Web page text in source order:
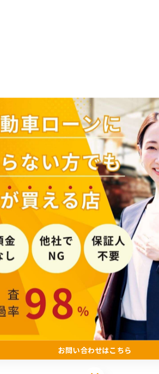
お問い合わせはこちら